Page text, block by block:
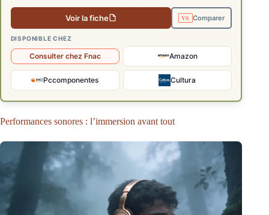
Voir la fiche Comparer
DISPONIBLE CHEZ
Consulter chez Fnac Amazon
Pccomponentes Cultura
Performances sonores : l’immersion avant tout